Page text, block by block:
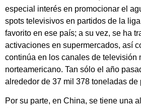
especial interés en promocionar el
spots televisivos en partidos de la
favorito en ese país; a su vez, se ha
activaciones en supermercados, así
continúa en los canales de televisión
norteamericano. Tan sólo el año
alrededor de 37 mil 378 toneladas de
Por su parte, en China, se tiene una